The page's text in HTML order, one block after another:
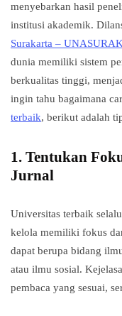
menyebarkan hasil
institusi akademik.
Surakarta –
dunia memiliki sistem
berkualitas tinggi,
ingin tahu bagaimana
terbaik, berikut adalah
1. Tentukan
Jurnal
Universitas terbaik
kelola memiliki fokus
dapat berupa bidang
atau ilmu sosial.
pembaca yang sesuai,